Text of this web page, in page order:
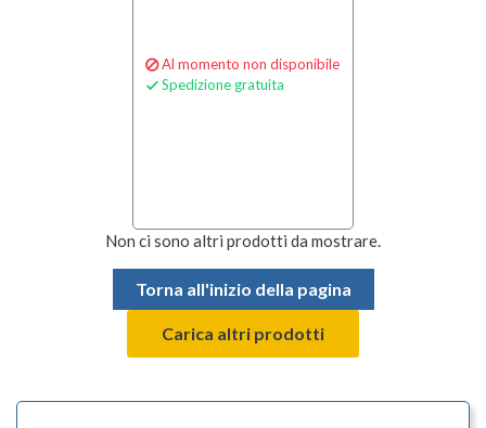
Al momento non disponibile
 Spedizione gratuita
Non ci sono altri prodotti da mostrare.
Torna all'inizio della pagina
Carica altri prodotti